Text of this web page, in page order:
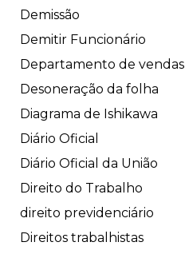
Demissão
Demitir Funcionário
Departamento de vendas
Desoneração da folha
Diagrama de Ishikawa
Diário Oficial
Diário Oficial da União
Direito do Trabalho
direito previdenciário
Direitos trabalhistas